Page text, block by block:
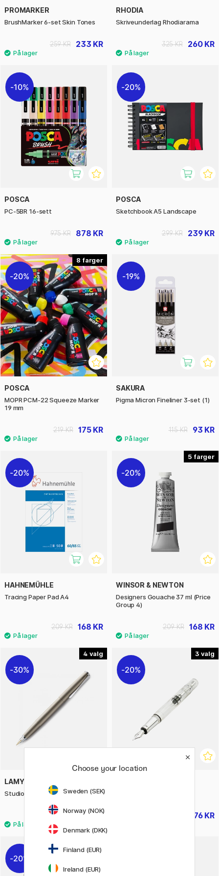
PROMARKER
BrushMarker 6-set Skin Tones
233 KR
259 KR
RHODIA
Skriveunderlag Rhodiarama
260 KR
325 KR
10%
POSCA
PC-5BR 16-sett
878 KR
975 KR
20%
POSCA
Sketchbook A5 Landscape
239 KR
299 KR
8
20%
POSCA
MOPR PCM-22 Squeeze Marker
19 mm
175 KR
219 KR
19%
SAKURA
Pigma Micron Fineliner 3-set (1)
93 KR
115 KR
20%
HAHNEMÜHLE
Tracing Paper Pad A4
168 KR
209 KR
5
20%
WINSOR & NEWTON
Designers Gouache 37 ml (Price
Group 4)
168 KR
209 KR
4
30%
LAMY
Studio Palladium Fyllepenn
1735 KR
2479 KR
3
20%
976 KR
20%
Choose your location
Sweden (SEK)
Norway (NOK)
Denmark (DKK)
Finland (EUR)
Ireland (EUR)